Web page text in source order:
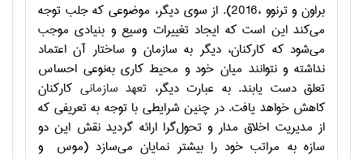
براون و ترنوو ،2016). از سوی دیگر، موضوعی که جلب توجه
می‌کند این است که ایجاد تغییرات وسیع و بنیادی موجب
می‌شود که کارکنان، دیگر به سازمان و ساختار آن اعتماد
نداشته و نتوانند میان خود و محیط کاری به‌نوعی احساس
تعلق دست یابند. به عبارت دیگر، تعهد سازمانی کارکنان
کاهش خواهد یافت. در چنین شرایطی با توجه به تعریفی که
از مدیریت اخلاق مدار و تحول‌گرا ارائه گردید نقش این دو
سازه به مراتب خود را بیشتر نمایان می‌سازد (موس
و